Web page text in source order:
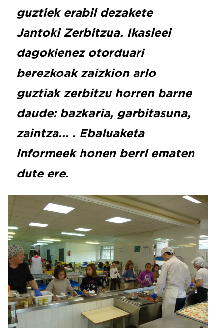
guztiek erabil dezakete
Jantoki Zerbitzua. Ikasleei
dagokienez otorduari
berezkoak zaizkion arlo
guztiak zerbitzu horren barne
daude: bazkaria, garbitasuna,
zaintza... . Ebaluaketa
informeek honen berri ematen
dute ere.